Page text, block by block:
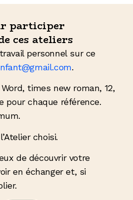
participer
ces ateliers
personnel sur ce
.
times new roman, 12,
pour chaque référence.
choisi.
de découvrir votre
en échanger et, si